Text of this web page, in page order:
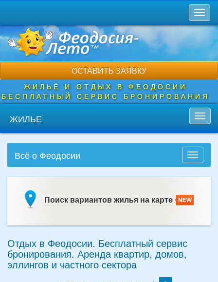
основному
содержанию
ОСТАВИТЬ ЗАЯВКУ
ЖИЛЬЁ И ОТДЫХ В ФЕОДОСИИ
БЕСПЛАТНЫЙ СЕРВИС БРОНИРОВАНИЯ
ЖИЛЬЕ
Toggle
Всё о Феодосии
Поиск вариантов жилья на карте
Отдых в Феодосии. Бесплатный сервис
бронирования. Аренда квартир, домов,
эллингов и частного сектора